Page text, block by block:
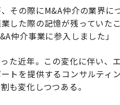
その際にM&A仲介の業界に
した際の記憶が残っていた
仲介事業に参入しました」
た近年。この変化に伴い、
トを提供するコンサルティ
も変化しつつある。